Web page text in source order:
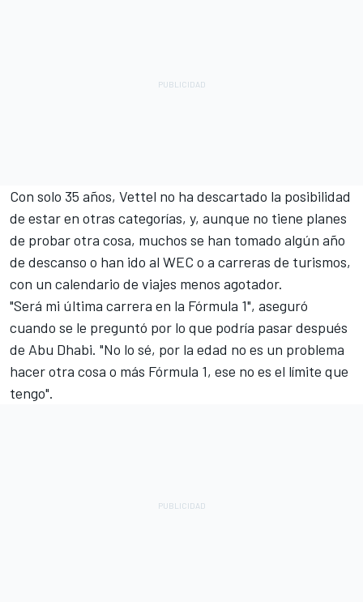
Con solo 35 años, Vettel no ha descartado la posibilidad
de estar en otras categorías, y, aunque no tiene planes
de probar otra cosa, muchos se han tomado algún año
de descanso o han ido al WEC o a carreras de turismos,
con un calendario de viajes menos agotador.
"Será mi última carrera en la Fórmula 1", aseguró
cuando se le preguntó por lo que podría pasar después
de Abu Dhabi. "No lo sé, por la edad no es un problema
hacer otra cosa o más Fórmula 1, ese no es el límite que
tengo".